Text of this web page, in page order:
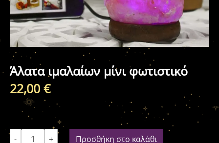
Άλατα ιμαλαίων μίνι φωτιστικό
22,00 €
- + Προσθήκη στο καλάθι